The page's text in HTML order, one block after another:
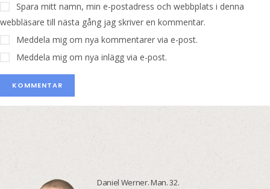
Spara mitt namn, min e-postadress och webbplats i denna
webbläsare till nästa gång jag skriver en kommentar.
Meddela mig om nya kommentarer via e-post.
Meddela mig om nya inlägg via e-post.
Daniel Werner. Man. 32.